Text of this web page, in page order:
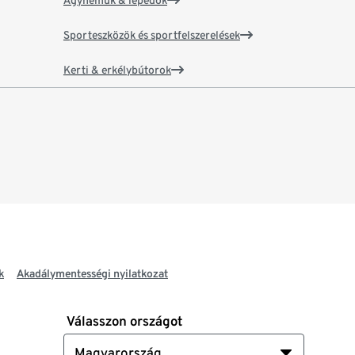
Sporteszközök és sportfelszerelések
Kerti & erkélybútorok
Akadálymentességi nyilatkozat
Válasszon országot